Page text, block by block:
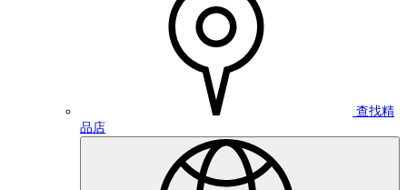
查找精
品店